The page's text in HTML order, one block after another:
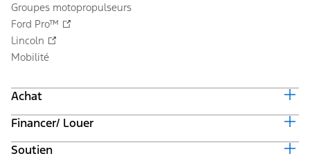
Groupes motopropulseurs
Ford Pro™
Lincoln
Mobilité
Achat
Équiper et obtenir un prix
Offres en cours
Suivi de commande automobile
Financer/ Louer
Valeur du véhicule d'échange
Soutien